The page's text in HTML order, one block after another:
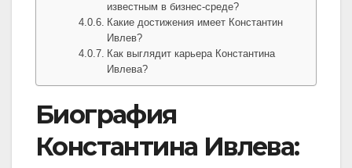
известным в бизнес-среде?
Какие достижения имеет Константин
Ивлев?
Как выглядит карьера Константина
Ивлева?
Биография
Константина Ивлева: